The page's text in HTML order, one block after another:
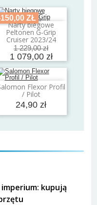
ZŁ
Narty biegowe
Peltonen G-Grip
Cruiser 2023/24
1 229,00 zł
1 079,00 zł
Dodaj do koszyka
Flexor Profil
/ Pilot
24,90 zł
Dodaj do koszyka
kupują